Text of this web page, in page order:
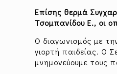
Επίσης θερμά
Τσομπανίδου Ε., οι
Ο διαγωνισμός με
γιορτή παιδείας. Ο
μνημονεύουμε τους